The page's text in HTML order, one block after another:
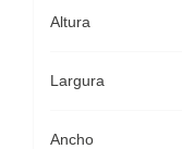
Altura
Largura
Ancho